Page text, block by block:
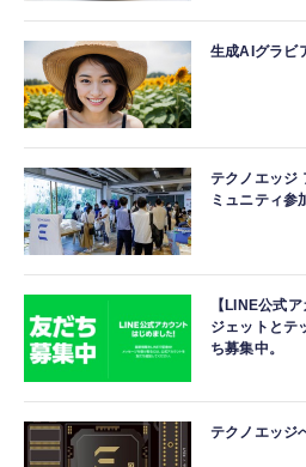
生成AIグラビ
テクノエッジ
ミュニティ参
【LINE公式
ジェットとテ
ち募集中。
テクノエッジ